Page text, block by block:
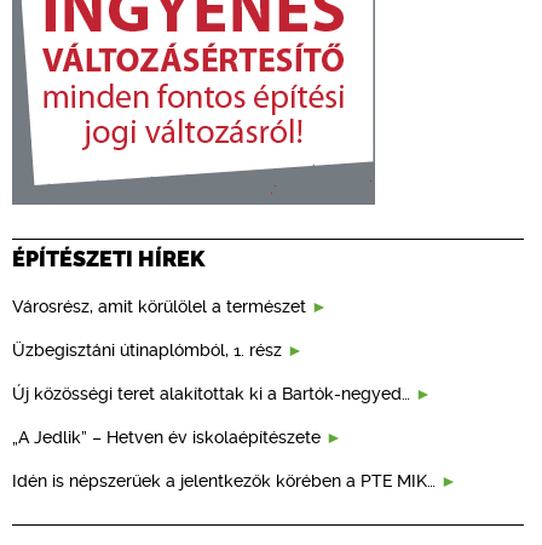
ÉPÍTÉSZETI HÍREK
Városrész, amit körülölel a természet
Üzbegisztáni útinaplómból, 1. rész
Új közösségi teret alakítottak ki a Bartók-negyed…
„A Jedlik” – Hetven év iskolaépítészete
Idén is népszerűek a jelentkezők körében a PTE MIK…